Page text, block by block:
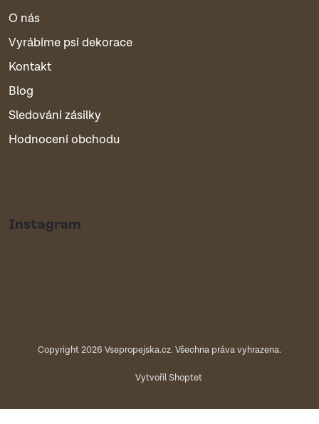
O nás
Vyrábíme psí dekorace
Kontakt
Blog
Sledování zásilky
Hodnocení obchodu
Instagram
Vytvořil Shoptet
Copyright 2026 Vsepropejska.cz. Všechna práva vyhrazena.